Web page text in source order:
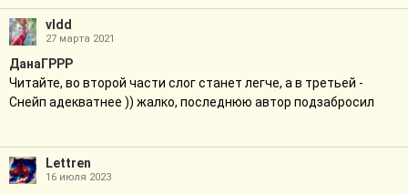
vldd
27 марта 2021
ДанаГРРР
Читайте, во второй части слог станет легче, а в третьей -
Снейп адекватнее )) жалко, последнюю автор подзабросил
Lettren
16 июля 2023